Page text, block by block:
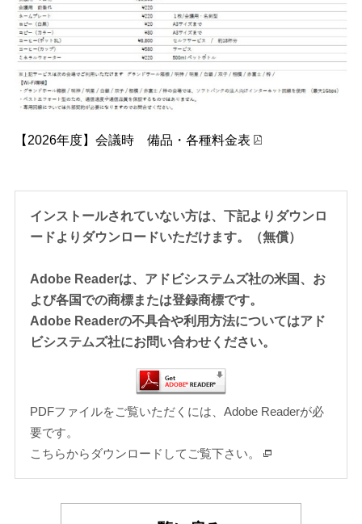
【2026年度】会議時 備品・各種料金表
インストールされていない方は、下記よりダウンロ
ードよりダウンロードいただけます。（無償）
Adobe Readerは、アドビシステムズ社の米国、お
よび各国での商標または登録商標です。
Adobe Readerの不具合や利用方法についてはアド
ビシステムズ社にお問い合わせください。
PDFファイルをご覧いただくには、Adobe Readerが必
要です。
こちらからダウンロードしてご覧下さい。